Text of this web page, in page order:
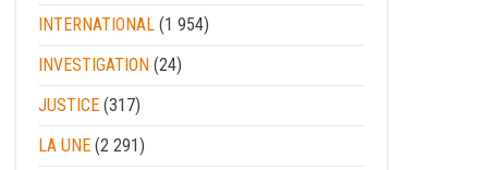
INTERNATIONAL (1 954)
INVESTIGATION (24)
JUSTICE (317)
LA UNE (2 291)